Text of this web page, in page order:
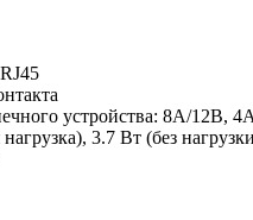
устройства: 8A/12В,
3.7 Вт (без